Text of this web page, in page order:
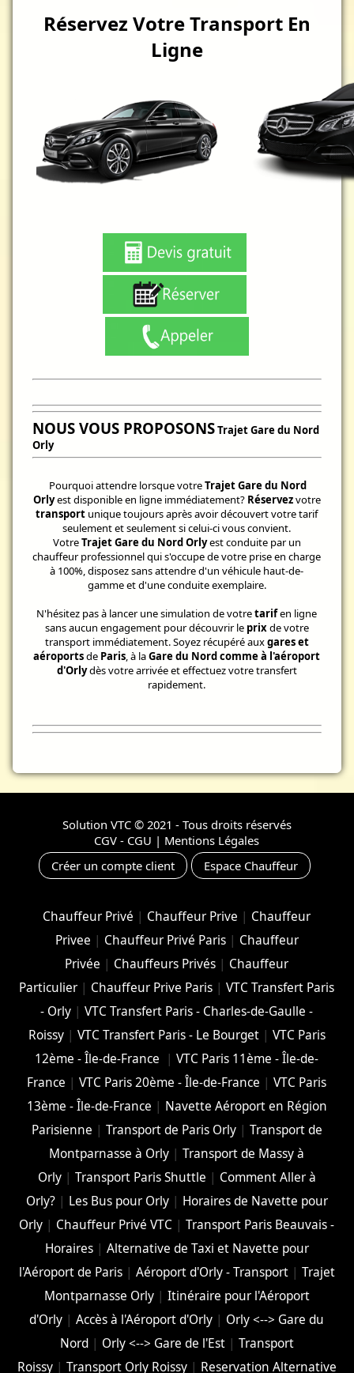
Réservez Votre Transport En
Ligne
NOUS VOUS PROPOSONSTrajet Gare du Nord
Orly
Pourquoi attendre lorsque votreTrajet Gare du Nord
Orlyest disponible en ligne immédiatement? Réservezvotre
transport unique toujours après avoir découvert votre tarif
seulement et seulement si celui-ci vous convient.
VotreTrajet Gare du Nord Orlyest conduite par un
chauffeur professionnel qui s'occupe de votre prise en charge
à 100%, disposez sans attendre d'un véhicule haut-de-
gamme et d'une conduite exemplaire.
N'hésitez pas à lancer une simulation de votretarifen ligne
sans aucun engagement pour découvrir le prixde votre
transport immédiatement. Soyez récupéré auxgares et
aéroportsde Paris , à laGare du Nord comme à l'aéroport
d'Orlydès votre arrivée et effectuez votre transfert
rapidement.
Solution VTC© 2021 - Tous droits réservés
CGV - CGU | Mentions Légales
Créer un compte client
Espace Chauffeur
Chauffeur Privé | Chauffeur Prive | Chauffeur
Privee | Chauffeur Privé Paris| Chauffeur
Privée | Chauffeurs Privés | Chauffeur
Particulier | Chauffeur Prive Paris |VTC Transfert Paris
- Orly |VTC Transfert Paris - Charles-de-Gaulle -
Roissy| VTC Transfert Paris - Le Bourget| VTC Paris
12ème - Île-de-France
|VTC Paris 11ème - Île-de-
France |VTC Paris 20ème - Île-de-France |VTC Paris
13ème - Île-de-France | Navette Aéroport en Région
Parisienne | Transport de Paris Orly| Transport de
Montparnasse à Orly |Transport de Massy à
Orly| Transport Paris Shuttle | Comment Aller à
Orly?| Les Bus pour Orly| Horaires de Navette pour
Orly | Chauffeur Privé VTC |Transport Paris Beauvais -
Horaires| Alternative de Taxi et Navette pour
l'Aéroport de Paris| Aéroport d'Orly - Transport| Trajet
Montparnasse Orly| Itinéraire pour l'Aéroport
d'Orly |Accès à l'Aéroport d'Orly | Orly <--> Gare du
Nord| Orly <--> Gare de l'Est| Transport
Roissy| Transport Orly Roissy| Reservation Alternative